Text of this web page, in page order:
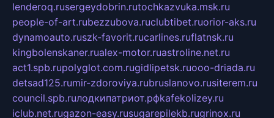
lenderoq.rusergeydobrin.rutochkazvuka.msk.ru
people-of-art.rubezzubova.ruclubtibet.ruorior-aks.ru
dynamoauto.ruszk-favorit.rucarlines.ruflatnsk.ru
kingbolenskaner.rualex-motor.ruastroline.net.ru
act1.spb.rupolyglot.com.rugidlipetsk.ruooo-driada.ru
detsad125.rumir-zdoroviya.rubruslanovo.rusiterem.ru
council.spb.ruлодкипатриот.рфkafekolizey.ru
iclub.net.rugazon-easy.rusugarepilekb.rugrinox.ru